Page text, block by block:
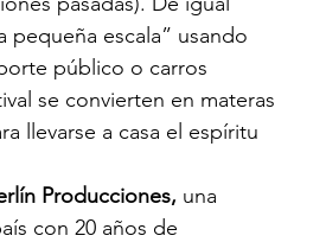
pequeña escala” usando
público o carros
se convierten en materas
llevarse a casa el espíritu
Producciones, una
con 20 años de